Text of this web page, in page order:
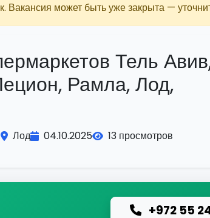
Вакансия может быть уже закрыта —
Тель
Рамла, Лод,
Лод 04.10.2025 13 просмотров
+972 55